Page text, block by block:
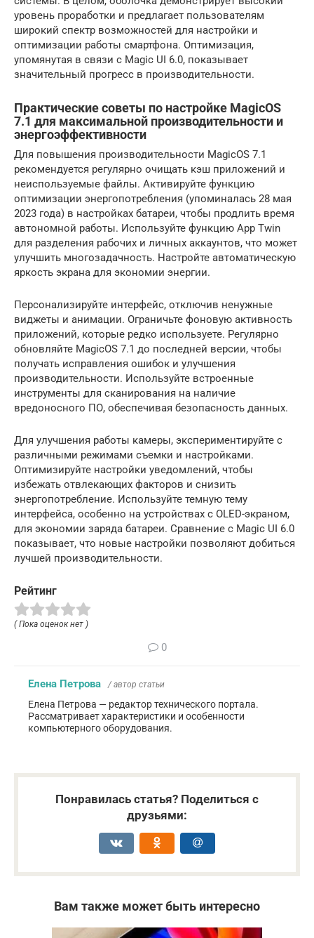
уровень проработки и предлагает пользователям
широкий спектр возможностей для настройки и
оптимизации работы смартфона. Оптимизация,
упомянутая в связи с Magic UI 6.0, показывает
значительный прогресс в производительности.
Практические советы по настройке MagicOS
7.1 для максимальной производительности и
энергоэффективности
Для повышения производительности MagicOS 7.1
рекомендуется регулярно очищать кэш приложений и
неиспользуемые файлы. Активируйте функцию
оптимизации энергопотребления (упоминалась 28 мая
2023 года) в настройках батареи, чтобы продлить время
автономной работы. Используйте функцию App Twin
для разделения рабочих и личных аккаунтов, что может
улучшить многозадачность. Настройте автоматическую
яркость экрана для экономии энергии.
Персонализируйте интерфейс, отключив ненужные
виджеты и анимации. Ограничьте фоновую активность
приложений, которые редко используете. Регулярно
обновляйте MagicOS 7.1 до последней версии, чтобы
получать исправления ошибок и улучшения
производительности. Используйте встроенные
инструменты для сканирования на наличие
вредоносного ПО, обеспечивая безопасность данных.
Для улучшения работы камеры, экспериментируйте с
различными режимами съемки и настройками.
Оптимизируйте настройки уведомлений, чтобы
избежать отвлекающих факторов и снизить
энергопотребление. Используйте темную тему
интерфейса, особенно на устройствах с OLED-экраном,
для экономии заряда батареи. Сравнение с Magic UI 6.0
показывает, что новые настройки позволяют добиться
лучшей производительности.
Рейтинг
( Пока оценок нет )
0
Елена Петрова / автор статьи
Елена Петрова — редактор технического портала.
Рассматривает характеристики и особенности
компьютерного оборудования.
Понравилась статья? Поделиться с
друзьями:
Вам также может быть интересно